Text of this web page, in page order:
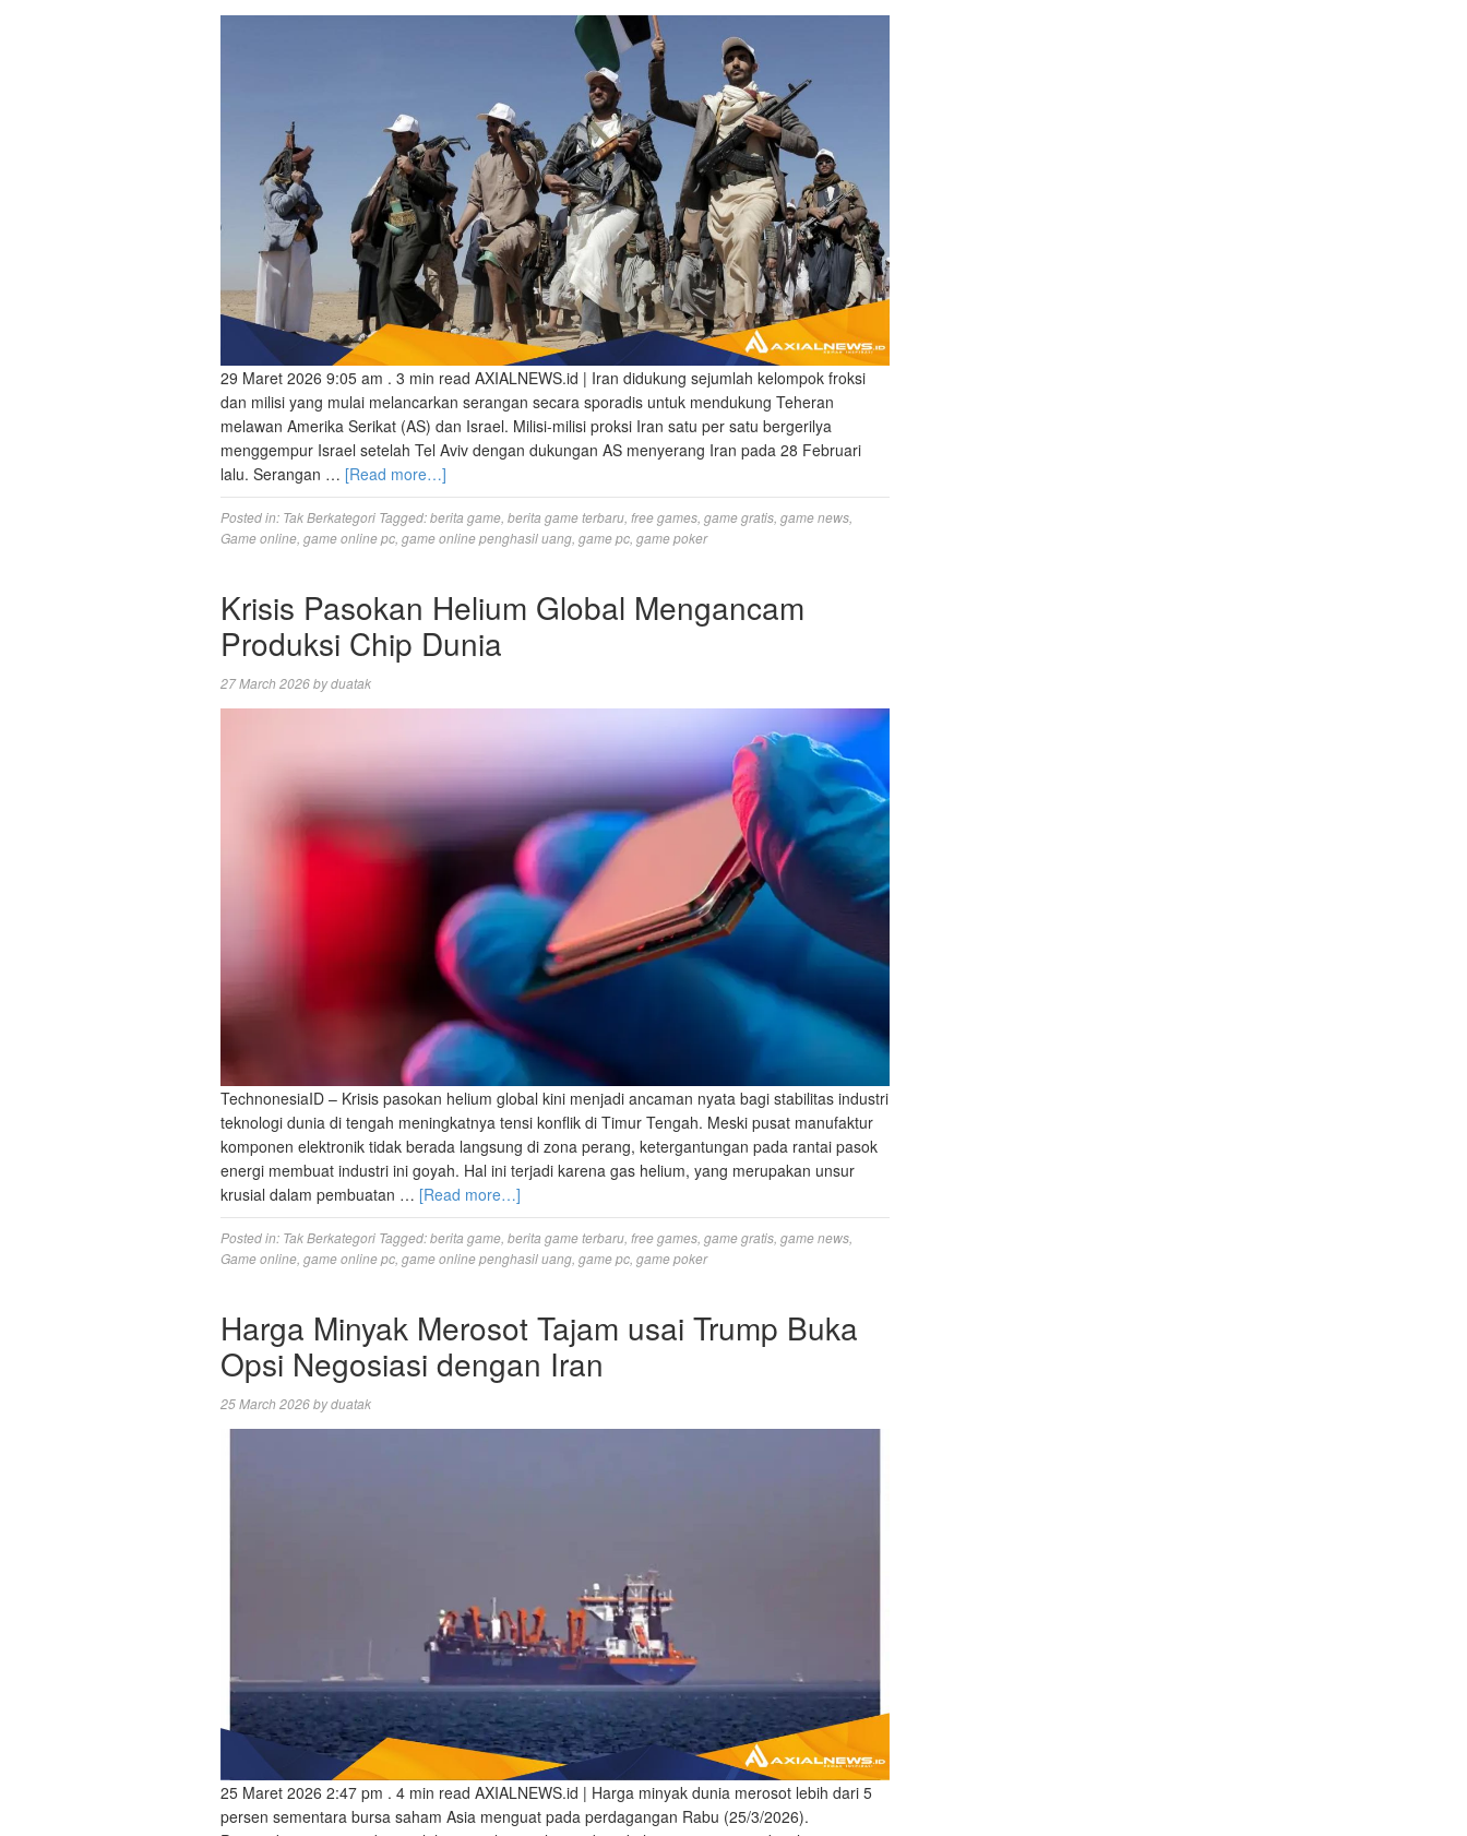
29 Maret 2026 9:05 am . 3 min read AXIALNEWS.id | Iran didukung sejumlah kelompok froksi
dan milisi yang mulai melancarkan serangan secara sporadis untuk mendukung Teheran
melawan Amerika Serikat (AS) dan Israel. Milisi-milisi proksi Iran satu per satu bergerilya
menggempur Israel setelah Tel Aviv dengan dukungan AS menyerang Iran pada 28 Februari
lalu. Serangan … [Read more…]
Posted in: Tak Berkategori Tagged:berita game berita game terbaru free games game gratis game news
Game online game online pc game online penghasil uang game pc game poker
Krisis Pasokan Helium Global Mengancam
Produksi Chip Dunia
27 March 2026byduatak
TechnonesiaID – Krisis pasokan helium global kini menjadi ancaman nyata bagi stabilitas industri
teknologi dunia di tengah meningkatnya tensi konflik di Timur Tengah. Meski pusat manufaktur
komponen elektronik tidak berada langsung di zona perang, ketergantungan pada rantai pasok
energi membuat industri ini goyah. Hal ini terjadi karena gas helium, yang merupakan unsur
krusial dalam pembuatan … [Read more…]
Posted in: Tak Berkategori Tagged:berita game berita game terbaru free games game gratis game news
Game online game online pc game online penghasil uang game pc game poker
Harga Minyak Merosot Tajam usai Trump Buka
Opsi Negosiasi dengan Iran
25 March 2026byduatak
25 Maret 2026 2:47 pm . 4 min read AXIALNEWS.id | Harga minyak dunia merosot lebih dari 5
persen sementara bursa saham Asia menguat pada perdagangan Rabu (25/3/2026).